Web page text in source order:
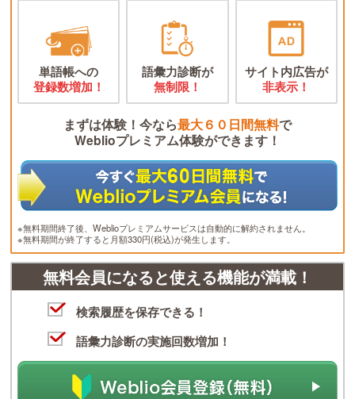
単語帳への
登録数増加！
語彙力診断が
無制限！
サイト内広告が
非表示！
まずは体験！今なら最大６０日間無料で
Weblioプレミアム体験ができます！
※無料期間終了後、Weblioプレミアムサービスは自動的に解約されません。
※無料期間が終了すると月額330円(税込)が発生します。
無料会員になると使える機能が満載！
検索履歴を保存できる！
語彙力診断の実施回数増加！